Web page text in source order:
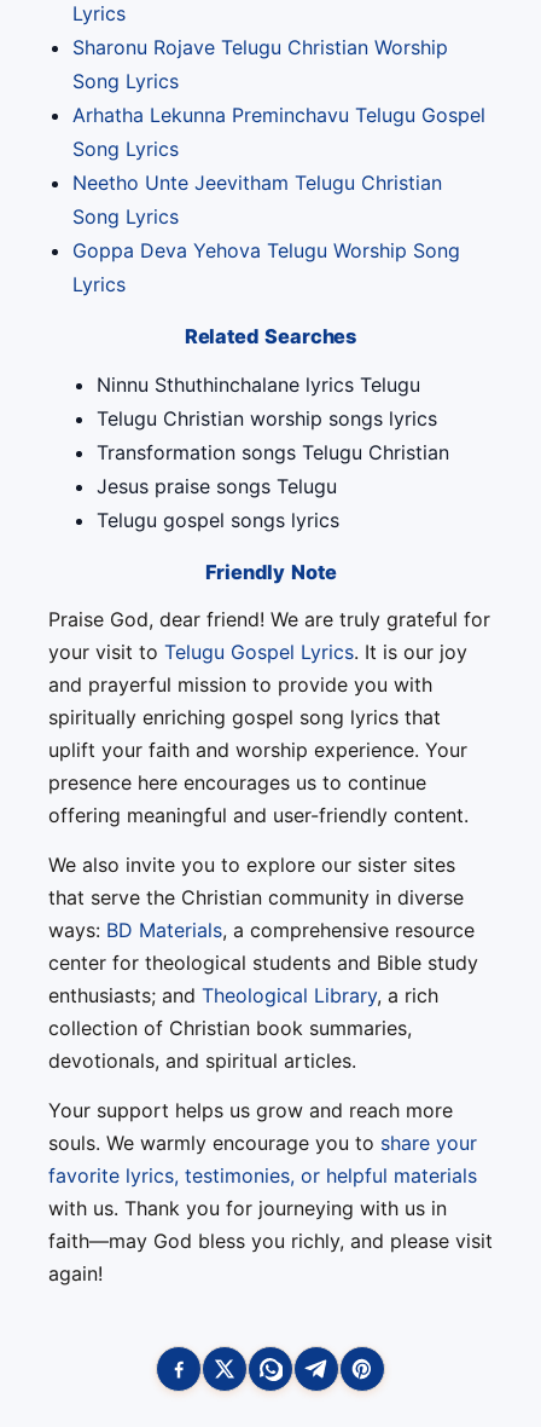
Lyrics
Sharonu Rojave Telugu Christian Worship
Song Lyrics
Arhatha Lekunna Preminchavu Telugu Gospel
Song Lyrics
Neetho Unte Jeevitham Telugu Christian
Song Lyrics
Goppa Deva Yehova Telugu Worship Song
Lyrics
Related Searches
Ninnu Sthuthinchalane lyrics Telugu
Telugu Christian worship songs lyrics
Transformation songs Telugu Christian
Jesus praise songs Telugu
Telugu gospel songs lyrics
Friendly Note
Praise God, dear friend! We are truly grateful for
your visit to Telugu Gospel Lyrics. It is our joy
and prayerful mission to provide you with
spiritually enriching gospel song lyrics that
uplift your faith and worship experience. Your
presence here encourages us to continue
offering meaningful and user-friendly content.
We also invite you to explore our sister sites
that serve the Christian community in diverse
ways: BD Materials, a comprehensive resource
center for theological students and Bible study
enthusiasts; and Theological Library, a rich
collection of Christian book summaries,
devotionals, and spiritual articles.
Your support helps us grow and reach more
souls. We warmly encourage you to share your
favorite lyrics, testimonies, or helpful materials
with us. Thank you for journeying with us in
faith—may God bless you richly, and please visit
again!